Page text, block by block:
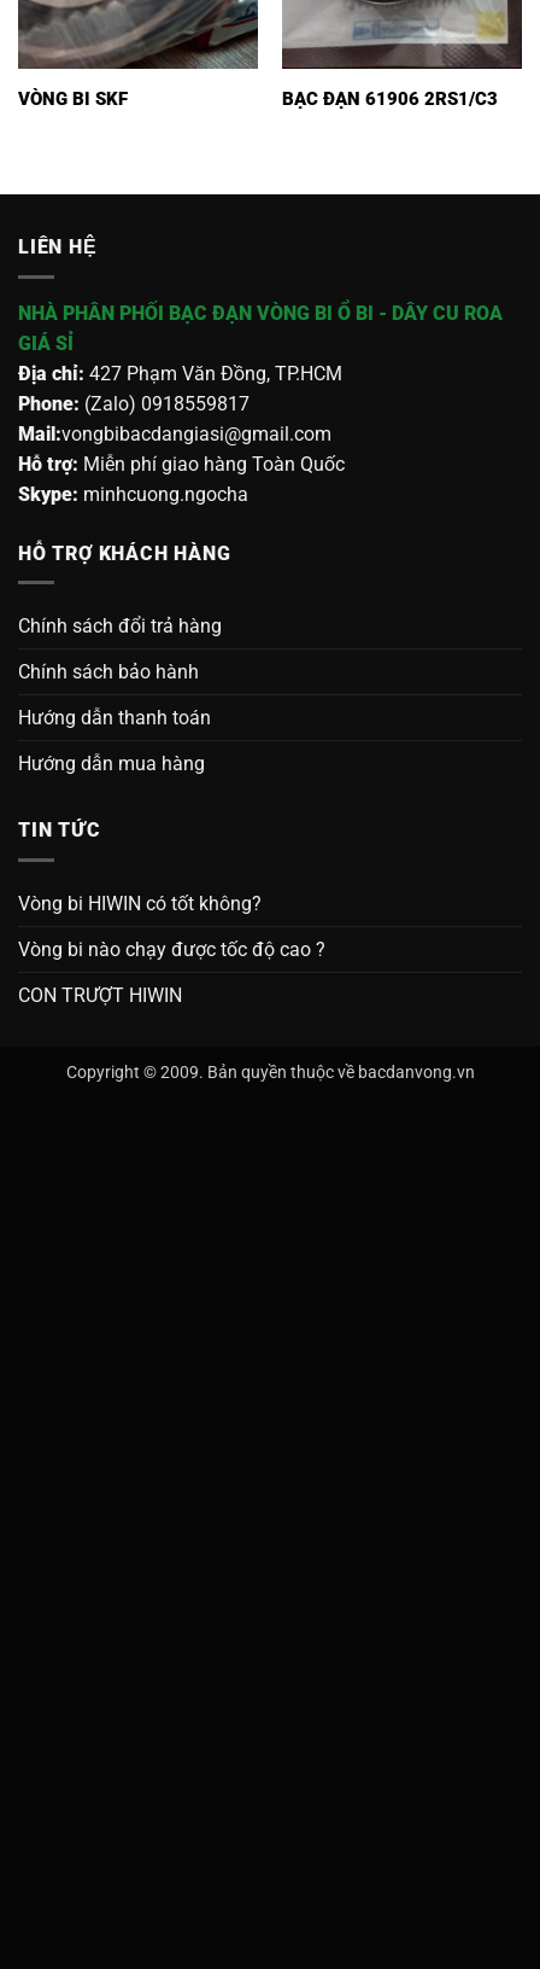
VÒNG BI SKF BẠC ĐẠN 61906 2RS1/C3
LIÊN HỆ
NHÀ PHÂN PHỐI BẠC ĐẠN VÒNG BI Ổ BI - DÂY CU ROA
GIÁ SỈ
Địa chỉ: 427 Phạm Văn Đồng, TP.HCM
Phone: (Zalo) 0918559817
Mail:vongbibacdangiasi@gmail.com
Hỗ trợ: Miễn phí giao hàng Toàn Quốc
Skype: minhcuong.ngocha
HỖ TRỢ KHÁCH HÀNG
Chính sách đổi trả hàng
Chính sách bảo hành
Hướng dẫn thanh toán
Hướng dẫn mua hàng
TIN TỨC
Vòng bi HIWIN có tốt không?
Vòng bi nào chạy được tốc độ cao ?
CON TRƯỢT HIWIN
Copyright © 2009. Bản quyền thuộc về bacdanvong.vn